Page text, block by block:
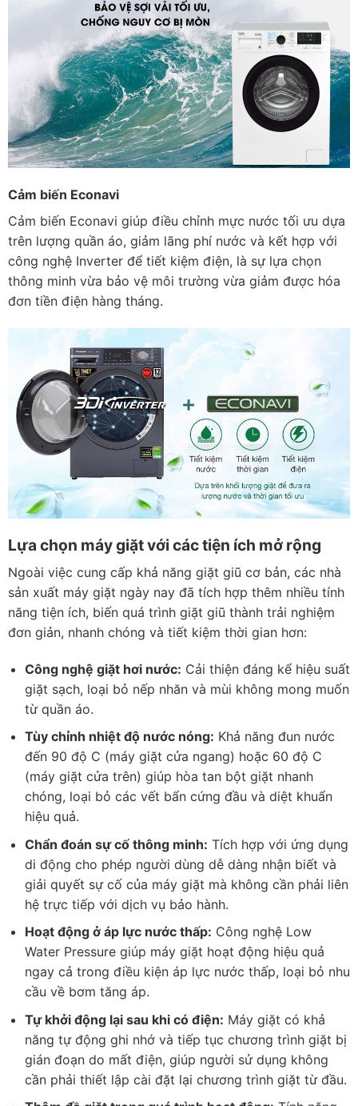
Cảm biến Econavi
Cảm biến Econavi giúp điều chỉnh mực nước tối ưu dựa
trên lượng quần áo, giảm lãng phí nước và kết hợp với
công nghệ Inverter để tiết kiệm điện, là sự lựa chọn
thông minh vừa bảo vệ môi trường vừa giảm được hóa
đơn tiền điện hàng tháng.
Lựa chọn máy giặt với các tiện ích mở rộng
Ngoài việc cung cấp khả năng giặt giũ cơ bản, các nhà
sản xuất máy giặt ngày nay đã tích hợp thêm nhiều tính
năng tiện ích, biến quá trình giặt giũ thành trải nghiệm
đơn giản, nhanh chóng và tiết kiệm thời gian hơn:
Công nghệ giặt hơi nước: Cải thiện đáng kể hiệu suất
giặt sạch, loại bỏ nếp nhăn và mùi không mong muốn
từ quần áo.
Tùy chỉnh nhiệt độ nước nóng: Khả năng đun nước
đến 90 độ C (máy giặt cửa ngang) hoặc 60 độ C
(máy giặt cửa trên) giúp hòa tan bột giặt nhanh
chóng, loại bỏ các vết bẩn cứng đầu và diệt khuẩn
hiệu quả.
Chẩn đoán sự cố thông minh: Tích hợp với ứng dụng
di động cho phép người dùng dễ dàng nhận biết và
giải quyết sự cố của máy giặt mà không cần phải liên
hệ trực tiếp với dịch vụ bảo hành.
Hoạt động ở áp lực nước thấp: Công nghệ Low
Water Pressure giúp máy giặt hoạt động hiệu quả
ngay cả trong điều kiện áp lực nước thấp, loại bỏ nhu
cầu về bơm tăng áp.
Tự khởi động lại sau khi có điện: Máy giặt có khả
năng tự động ghi nhớ và tiếp tục chương trình giặt bị
gián đoạn do mất điện, giúp người sử dụng không
cần phải thiết lập cài đặt lại chương trình giặt từ đầu.